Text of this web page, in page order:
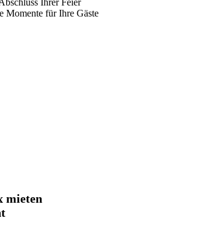
Ihrer Feier
Momente für Ihre Gäste
mieten